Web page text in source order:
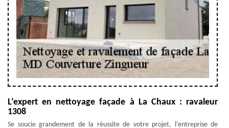
L’expert en nettoyage façade à La Chaux : ravaleur
1308
Se soucie grandement de la réussite de votre projet, l’entreprise de